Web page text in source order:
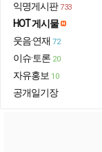
익명게시판 733
HOT 게시물
웃음·연재 72
이슈·토론 20
자유홍보 10
공개일기장